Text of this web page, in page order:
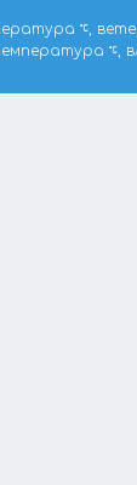
,
,